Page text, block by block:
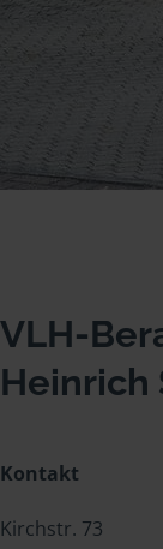
VLH-
Heinrich
Kontakt
Kirchstr. 73